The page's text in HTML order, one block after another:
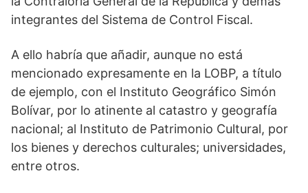
integrantes del Sistema de Control Fiscal.
A ello habría que añadir, aunque no está
mencionado expresamente en la LOBP, a título
de ejemplo, con el Instituto Geográfico Simón
Bolívar, por lo atinente al catastro y geografía
nacional; al Instituto de Patrimonio Cultural, por
los bienes y derechos culturales; universidades,
entre otros.